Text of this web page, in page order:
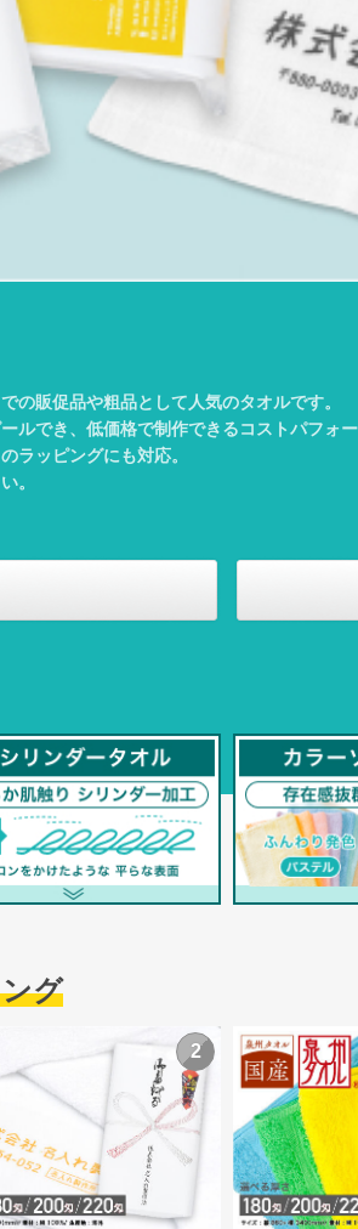
の販促品や粗品として人気のタオルです。
ルでき、低価格で制作できるコストパフォ
ラッピングにも対応。
。
グ
2